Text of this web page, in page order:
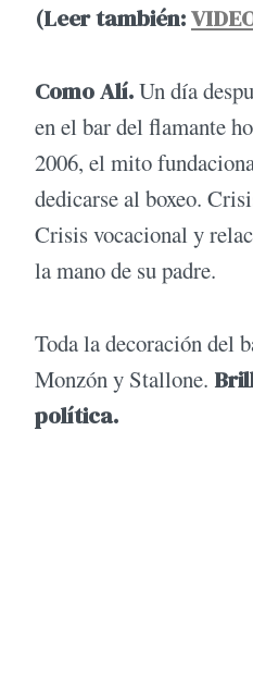
(Leer también:
Como Alí.Un día
en el bar del flamante
2006, el mito
dedicarse al boxeo.
Crisis vocacional y
la mano de su padre.
Toda la decoración del
Monzón y Stallone.
política.